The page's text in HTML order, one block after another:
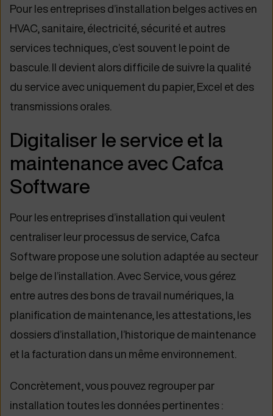
Pour les entreprises d’installation belges actives en
HVAC, sanitaire, électricité, sécurité et autres
services techniques, c’est souvent le point de
bascule. Il devient alors difficile de suivre la qualité
du service avec uniquement du papier, Excel et des
transmissions orales.
Digitaliser le service et la
maintenance avec Cafca
Software
Pour les entreprises d’installation qui veulent
centraliser leur processus de service, Cafca
Software propose une solution adaptée au secteur
belge de l’installation. Avec Service, vous gérez
entre autres des bons de travail numériques, la
planification de maintenance, les attestations, les
dossiers d’installation, l’historique de maintenance
et la facturation dans un même environnement.
Concrètement, vous pouvez regrouper par
installation toutes les données pertinentes :